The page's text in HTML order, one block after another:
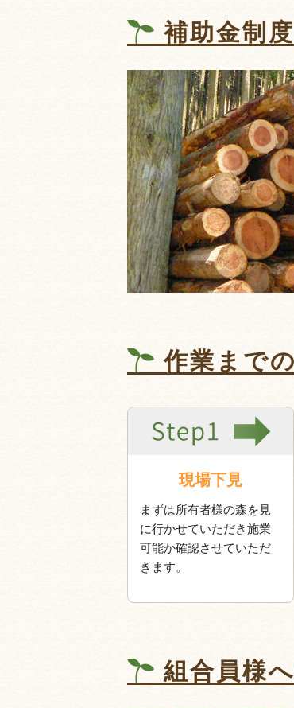
補助金制
作業まで
現場下見
まずは所有者様の森を見
に行かせていただき施業
可能か確認させていただ
きます。
組合員様